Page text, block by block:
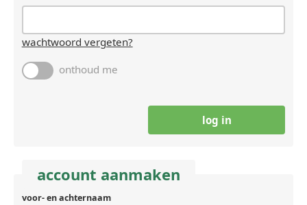
mens
wachtwoord vergeten?
onthoud me
account aanmaken
voor- en achternaam